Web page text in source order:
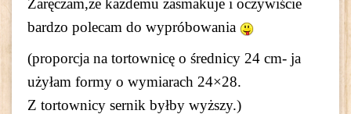
Zaręczam,że każdemu zasmakuje i oczywiście
bardzo polecam do wypróbowania
(proporcja na tortownicę o średnicy 24 cm- ja
użyłam formy o wymiarach 24×28.
Z tortownicy sernik byłby wyższy.)